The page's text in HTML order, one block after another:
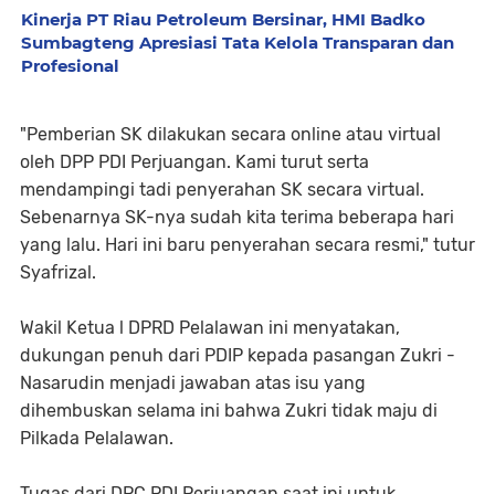
Kinerja PT Riau Petroleum Bersinar, HMI Badko
Sumbagteng Apresiasi Tata Kelola Transparan dan
Profesional
"Pemberian SK dilakukan secara online atau virtual
oleh DPP PDI Perjuangan. Kami turut serta
mendampingi tadi penyerahan SK secara virtual.
Sebenarnya SK-nya sudah kita terima beberapa hari
yang lalu. Hari ini baru penyerahan secara resmi," tutur
Syafrizal.
Wakil Ketua l DPRD Pelalawan ini menyatakan,
dukungan penuh dari PDIP kepada pasangan Zukri -
Nasarudin menjadi jawaban atas isu yang
dihembuskan selama ini bahwa Zukri tidak maju di
Pilkada Pelalawan.